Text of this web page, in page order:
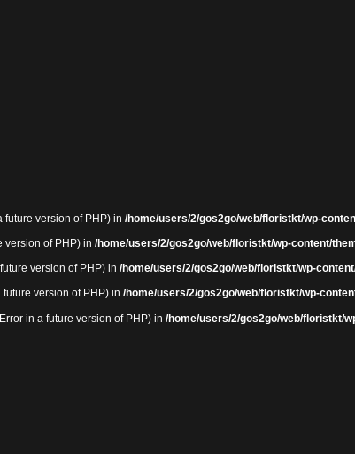
version of PHP) in /home/users/2/gos2go/web/floristkt/wp-
version of PHP) in /home/users/2/gos2go/web/floristkt/wp-content/
version of PHP) in /home/users/2/gos2go/web/floristkt/wp-
version of PHP) in /home/users/2/gos2go/web/floristkt/wp-
in a future version of PHP) in /home/users/2/gos2go/web/floristkt/